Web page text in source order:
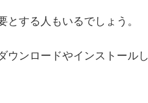
する人もいるでしょう。
ンロードやインストール